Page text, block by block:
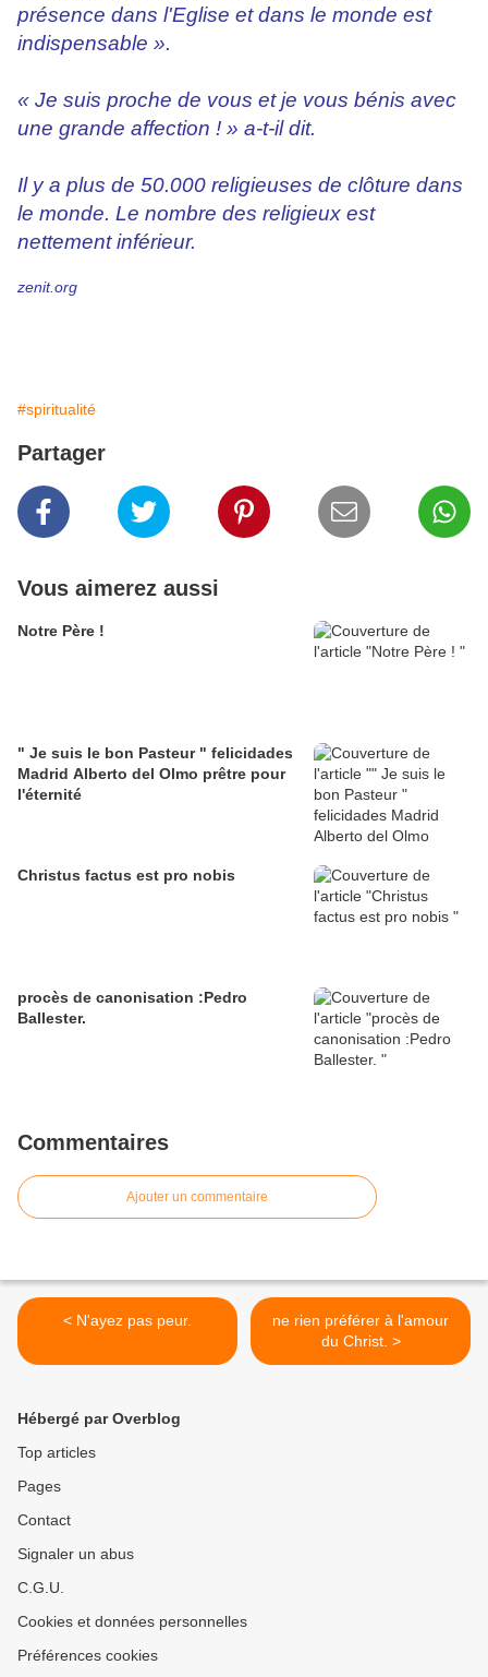
présence dans l'Eglise et dans le monde est
indispensable ».
« Je suis proche de vous et je vous bénis avec
une grande affection ! » a-t-il dit.
Il y a plus de 50.000 religieuses de clôture dans
le monde. Le nombre des religieux est
nettement inférieur.
zenit.org
#spiritualité
Partager
Vous aimerez aussi
Notre Père !
" Je suis le bon Pasteur " felicidades
Madrid Alberto del Olmo prêtre pour
l'éternité
Christus factus est pro nobis
procès de canonisation :Pedro
Ballester.
Commentaires
Ajouter un commentaire
< N'ayez pas peur.
ne rien préférer à l'amour
du Christ. >
Hébergé par Overblog
Top articles
Pages
Contact
Signaler un abus
C.G.U.
Cookies et données personnelles
Préférences cookies